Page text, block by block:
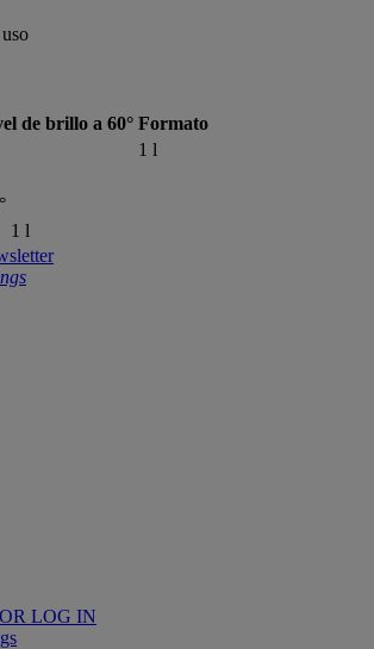
de brillo a 60° Formato
1 l
1 l
LOG IN